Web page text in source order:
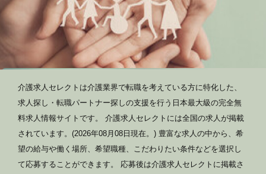
介護求人セレクトは介護業界で転職を考えている方に特化した、
求人探し・転職パートナー探しの支援を行う日本最大級の完全無
料求人情報サイトです。 介護求人セレクトには全国の求人が掲載
されています。(2026年08月08日現在。) 豊富な求人の中から、希
望の給与や働く場所、希望職種、こだわりたい条件などを選択し
て応募することができます。 応募後は介護求人セレクトに掲載さ